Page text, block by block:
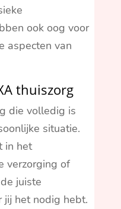
ook oog voor
aspecten van
thuiszorg
die volledig is
situatie.
in het
verzorging of
juiste
jij het nodig hebt.